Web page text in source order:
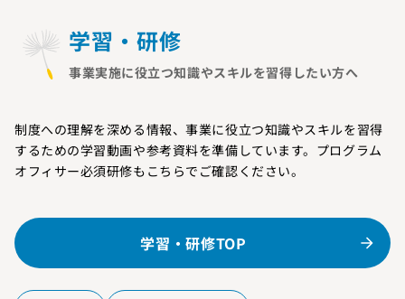
学習・研修
事業実施に役立つ知識やスキルを習得したい方へ
制度への理解を深める情報、事業に役立つ知識やスキルを習得
するための学習動画や参考資料を準備しています。プログラム
オフィサー必須研修もこちらでご確認ください。
学習・研修TOP